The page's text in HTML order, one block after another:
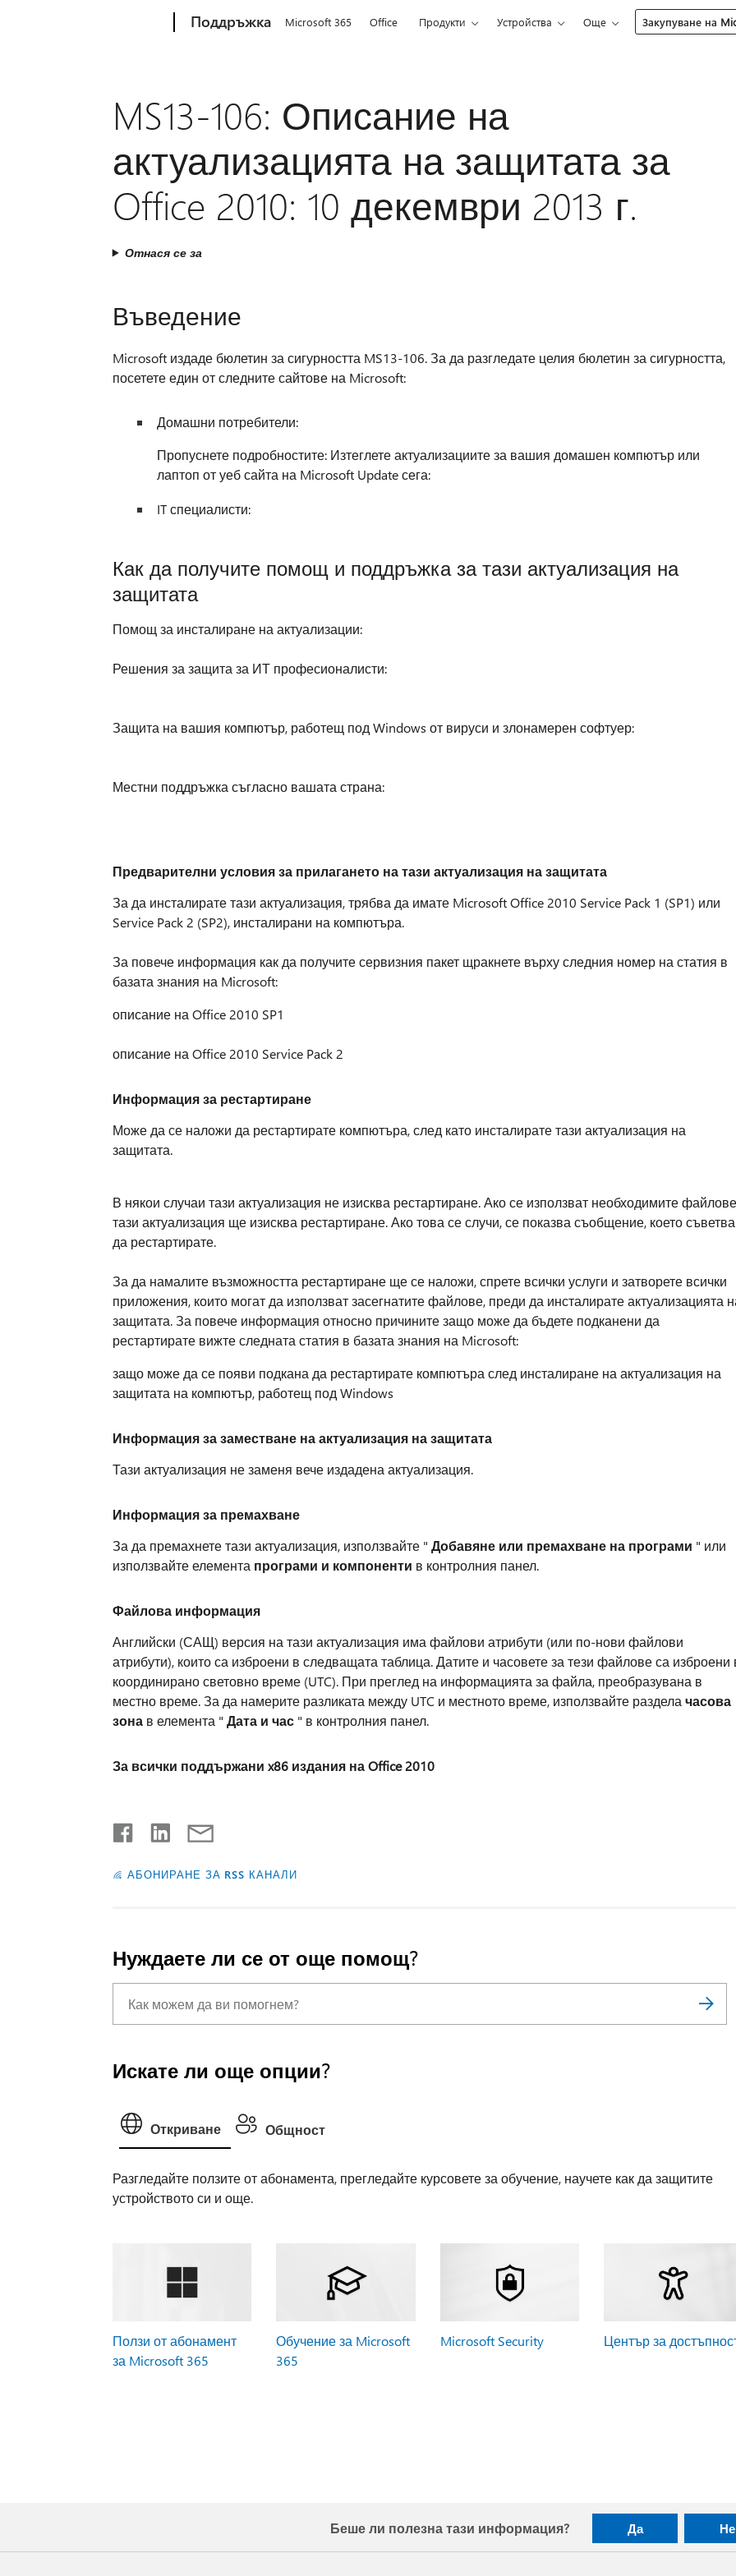
Поддръжка Microsoft 365 Office Продукти Устройства Още Закупуване на
MS13-106: Описание на
актуализацията на защитата за
Office 2010: 10 декември 2013 г.
Отнася се за
Въведение
Microsoft издаде бюлетин за сигурността MS13-106. За да разгледате целия бюлетин за сигурността,
посетете един от следните сайтове на Microsoft:
Домашни потребители:
Пропуснете подробностите: Изтеглете актуализациите за вашия домашен компютър или
лаптоп от уеб сайта на Microsoft Update сега:
IT специалисти:
Как да получите помощ и поддръжка за тази актуализация на
защитата
Помощ за инсталиране на актуализации:
Решения за защита за ИТ професионалисти:
Защита на вашия компютър, работещ под Windows от вируси и злонамерен софтуер:
Местни поддръжка съгласно вашата страна:
Предварителни условия за прилагането на тази актуализация на защитата
За да инсталирате тази актуализация, трябва да имате Microsoft Office 2010 Service Pack 1 (SP1) или
Service Pack 2 (SP2), инсталирани на компютъра.
За повече информация как да получите сервизния пакет щракнете върху следния номер на статия в
базата знания на Microsoft:
описание на Office 2010 SP1
описание на Office 2010 Service Pack 2
Информация за рестартиране
Може да се наложи да рестартирате компютъра, след като инсталирате тази актуализация на
защитата.
В някои случаи тази актуализация не изисква рестартиране. Ако се използват необходимите
тази актуализация ще изисква рестартиране. Ако това се случи, се показва съобщение, което съветва
да рестартирате.
За да намалите възможността рестартиране ще се наложи, спрете всички услуги и затворете всички
приложения, които могат да използват засегнатите файлове, преди да инсталирате актуализацията
защитата. За повече информация относно причините защо може да бъдете подканени да
рестартирате вижте следната статия в базата знания на Microsoft:
защо може да се появи подкана да рестартирате компютъра след инсталиране на актуализация на
защитата на компютър, работещ под Windows
Информация за заместване на актуализация на защитата
Тази актуализация не заменя вече издадена актуализация.
Информация за премахване
За да премахнете тази актуализация, използвайте " Добавяне или премахване на програми " или
използвайте елемента програми и компоненти в контролния панел.
Файлова информация
Английски (САЩ) версия на тази актуализация има файлови атрибути (или по-нови файлови
атрибути), които са изброени в следващата таблица. Датите и часовете за тези файлове са изброени
координирано световно време (UTC). При преглед на информацията за файла, преобразувана в
местно време. За да намерите разликата между UTC и местното време, използвайте раздела часова
зонав елемента " Дата и час" в контролния панел.
За всички поддържани x86 издания на Office 2010
АБОНИРАНЕ ЗА RSS КАНАЛИ
Нуждаете ли се от още помощ?
Искате ли още опции?
Откриване Общност
Разгледайте ползите от абонамента, прегледайте курсовете за обучение, научете как да защитите
устройството си и още.
Ползи от абонамент
за Microsoft 365
Обучение за Microsoft
365
Microsoft Security Център за
Беше ли полезна тази информация? Да Не